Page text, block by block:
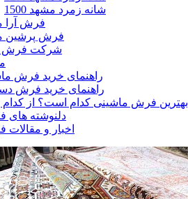
1500 شانه زمرد مشهد
فرش آرا
فرش پرشین
شرکت فرش
راهنمای خرید فرش
راهنمای خرید فرش
بهترین فرش ماشینی کدام است؟ از کدام
دلنوشته های
اخبار و